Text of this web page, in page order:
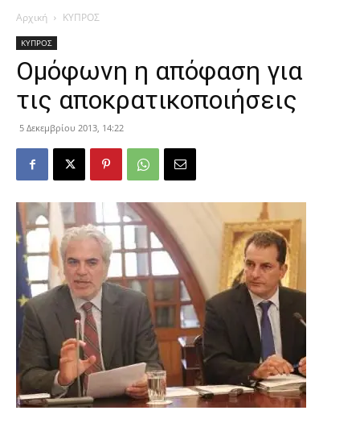
Αρχική ΚΥΠΡΟΣ
ΚΥΠΡΟΣ
Ομόφωνη η απόφαση για
τις αποκρατικοποιήσεις
5 Δεκεμβρίου 2013, 14:22